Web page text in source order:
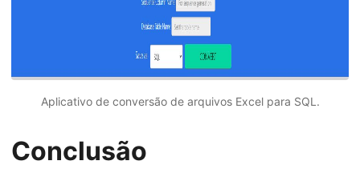
Aplicativo de conversão de arquivos Excel para SQL.
Conclusão